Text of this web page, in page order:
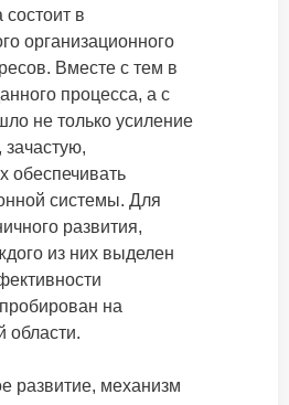
в
организационного
Вместе с тем в
процесса, а с
не только усиление
обеспечивать
системы. Для
развития,
из них выделен
на
области.
развитие, механизм